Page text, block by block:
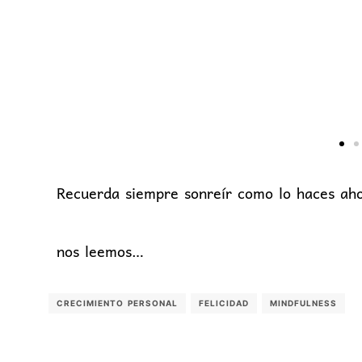
Recuerda siempre sonreír como lo haces
nos leemos…
CRECIMIENTO PERSONAL FELICIDAD MINDFULNESS